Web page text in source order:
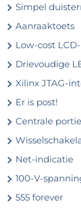
Simpel
Aanraaktoets
Low-cost
Drievoudige
Xilinx JTAG-
Er is post!
Centrale
Net-indicatie
100-V-
555 forever